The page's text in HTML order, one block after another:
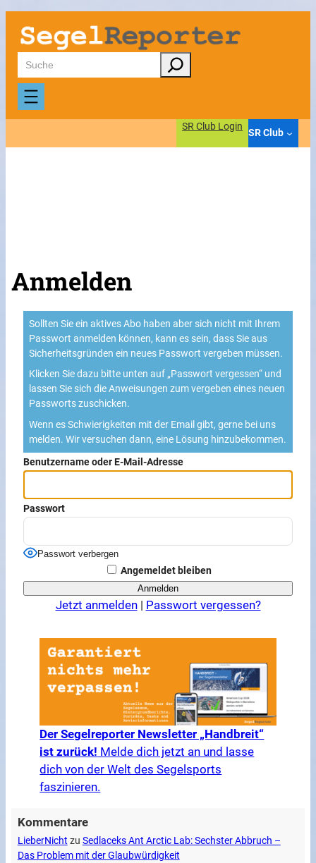
Suchen
SR Club Login
SR Club
Anmelden
Sollten Sie ein aktives Abo haben aber sich nicht mit Ihrem
Passwort anmelden können, kann es sein, dass Sie aus
Sicherheitsgründen ein neues Passwort vergeben müssen.
Klicken Sie dazu bitte unten auf „Passwort vergessen“ und
lassen Sie sich die Anweisungen zum vergeben eines neuen
Passworts zuschicken.
Wenn es Schwierigkeiten mit der Email gibt, gerne bei uns
melden. Wir versuchen dann, eine Lösung hinzubekommen.
Benutzername oder E-Mail-Adresse
Passwort
Passwort verbergen
Angemeldet bleiben
Jetzt anmelden| Passwort vergessen?
Der Segelreporter Newsletter „Handbreit“
ist zurück! Melde dich jetzt an und lasse
dich von der Welt des Segelsports
faszinieren.
Kommentare
LieberNicht zu Sedlaceks Ant Arctic Lab: Sechster Abbruch –
Das Problem mit der Glaubwürdigkeit